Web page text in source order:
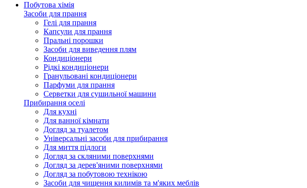
Побутова хімія
Засоби для прання
Гелі для прання
Капсули для прання
Пральні порошки
Засоби для виведення плям
Кондиціонери
Рідкі кондиціонери
Гранульовані кондиціонери
Парфуми для прання
Серветки для сушильної машини
Прибирання оселі
Для кухні
Для ванної кімнати
Догляд за туалетом
Універсальні засоби для прибирання
Для миття підлоги
Догляд за скляними поверхнями
Догляд за дерев'яними поверхнями
Догляд за побутовою технікою
Засоби для чищення килимів та м'яких меблів